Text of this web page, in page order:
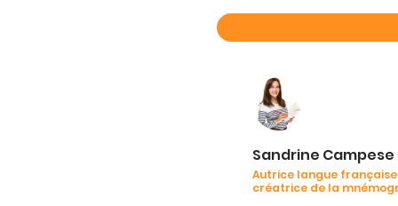
Sandrine Campese
Autrice langue
créatrice de la